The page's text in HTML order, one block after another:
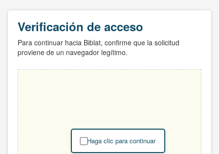
Verificación de acceso
Para continuar hacia Biblat, confirme que la solicitud
proviene de un navegador legítimo.
Haga clic para continuar